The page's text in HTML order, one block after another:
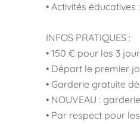
• Activités
INFOS PRATIQUES :
• 150 € pour les 3
• Départ le premier
• Garderie gratuite
• NOUVEAU :
• Par respect pour